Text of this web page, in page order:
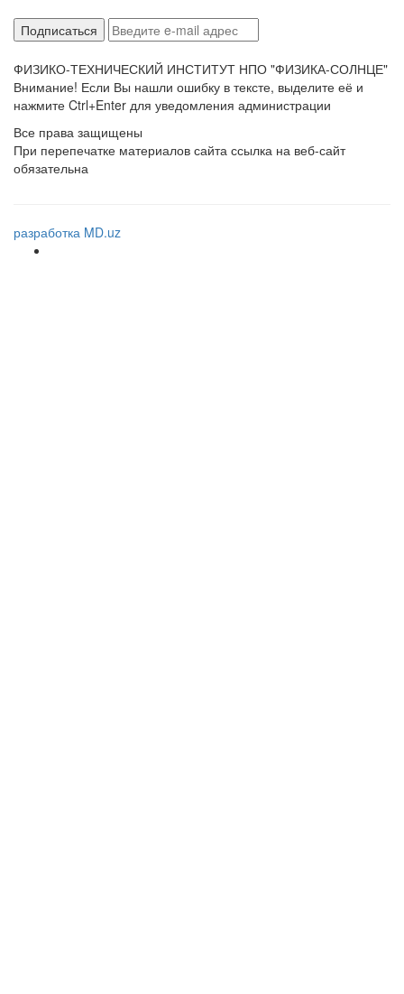
ФИЗИКО-ТЕХНИЧЕСКИЙ ИНСТИТУТ НПО "ФИЗИКА-СОЛНЦЕ"
Внимание! Если Вы нашли ошибку в тексте, выделите её и
нажмите Ctrl+Enter для уведомления администрации
Все права защищены
При перепечатке материалов сайта ссылка на веб-сайт
обязательна
разработка MD.uz